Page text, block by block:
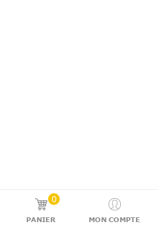
0
PANIER MON COMPTE